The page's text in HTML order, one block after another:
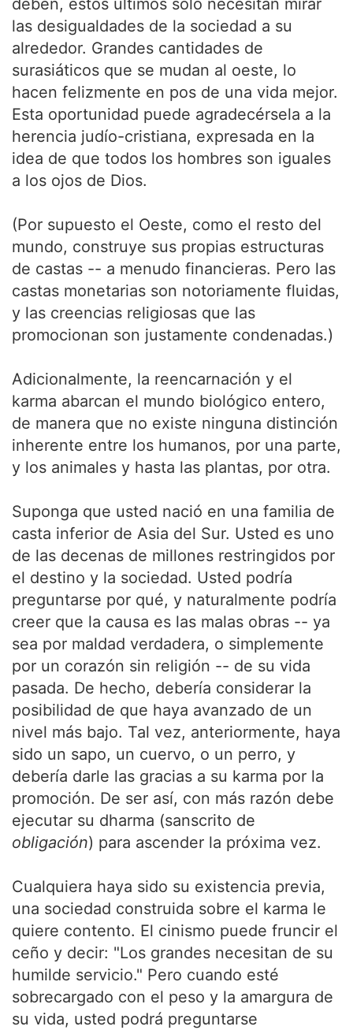
deben, estos últimos sólo necesitan mirar
las desigualdades de la sociedad a su
alrededor. Grandes cantidades de
surasiáticos que se mudan al oeste, lo
hacen felizmente en pos de una vida mejor.
Esta oportunidad puede agradecérsela a la
herencia judío-cristiana, expresada en la
idea de que todos los hombres son iguales
a los ojos de Dios.
(Por supuesto el Oeste, como el resto del
mundo, construye sus propias estructuras
de castas -- a menudo financieras. Pero las
castas monetarias son notoriamente fluidas,
y las creencias religiosas que las
promocionan son justamente condenadas.)
Adicionalmente, la reencarnación y el
karma abarcan el mundo biológico entero,
de manera que no existe ninguna distinción
inherente entre los humanos, por una parte,
y los animales y hasta las plantas, por otra.
Suponga que usted nació en una familia de
casta inferior de Asia del Sur. Usted es uno
de las decenas de millones restringidos por
el destino y la sociedad. Usted podría
preguntarse por qué, y naturalmente podría
creer que la causa es las malas obras -- ya
sea por maldad verdadera, o simplemente
por un corazón sin religión -- de su vida
pasada. De hecho, debería considerar la
posibilidad de que haya avanzado de un
nivel más bajo. Tal vez, anteriormente, haya
sido un sapo, un cuervo, o un perro, y
debería darle las gracias a su karma por la
promoción. De ser así, con más razón debe
ejecutar su dharma (sanscrito de
obligación) para ascender la próxima vez.
Cualquiera haya sido su existencia previa,
una sociedad construida sobre el karma le
quiere contento. El cinismo puede fruncir el
ceño y decir: "Los grandes necesitan de su
humilde servicio." Pero cuando esté
sobrecargado con el peso y la amargura de
su vida, usted podrá preguntarse